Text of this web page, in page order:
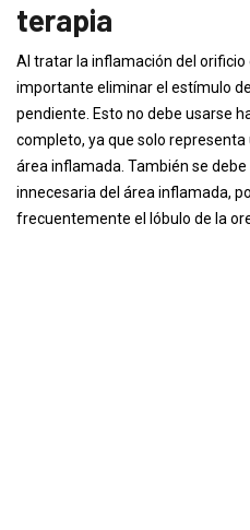
terapia
Al tratar la inflamación del
importante eliminar el estímulo
pendiente. Esto no debe usarse
completo, ya que solo representa
área inflamada. También se
innecesaria del área inflamada,
frecuentemente el lóbulo de la